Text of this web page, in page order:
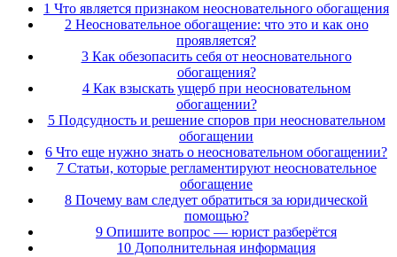
1 Что является признаком неосновательного обогащения
2 Неосновательное обогащение: что это и как оно
проявляется?
3 Как обезопасить себя от неосновательного
обогащения?
4 Как взыскать ущерб при неосновательном
обогащении?
5 Подсудность и решение споров при неосновательном
обогащении
6 Что еще нужно знать о неосновательном обогащении?
7 Статьи, которые регламентируют неосновательное
обогащение
8 Почему вам следует обратиться за юридической
помощью?
9 Опишите вопрос — юрист разберётся
10 Дополнительная информация